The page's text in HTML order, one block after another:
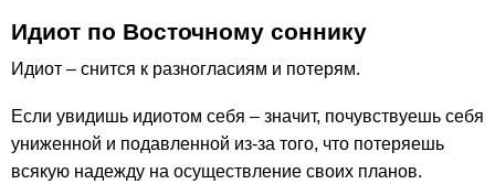
Идиот по Восточному соннику
Идиот – снится к разногласиям и потерям.
Если увидишь идиотом себя – значит, почувствуешь себя
униженной и подавленной из-за того, что потеряешь
всякую надежду на осуществление своих планов.